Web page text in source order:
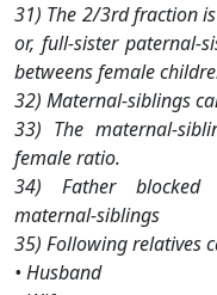
31) The 2/3rd fraction
or, full-sister paternal-
betweens female
32) Maternal-siblings
33) The maternal-
female ratio.
34) Father blocked
maternal-siblings
35) Following relatives
• Husband